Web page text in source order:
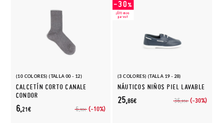
(10 COLORES) (TALLA 00 - 12)
CALCETÍN CORTO CANALE
CONDOR
6,90€ (-10%)
6,21€
(3 COLORES) (TALLA 19 - 28)
NÁUTICOS NIÑOS PIEL LAVABLE
36,95€ (-30%)
25,86€